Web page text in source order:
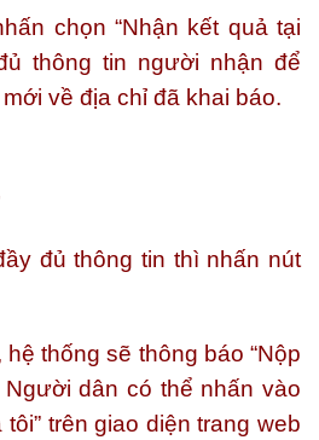
chọn “Nhận kết quả tại
thông tin người nhận để
về địa chỉ đã khai báo.
đủ thông tin thì nhấn nút
thống sẽ thông báo “Nộp
Người dân có thể nhấn vào
trên giao diện trang web